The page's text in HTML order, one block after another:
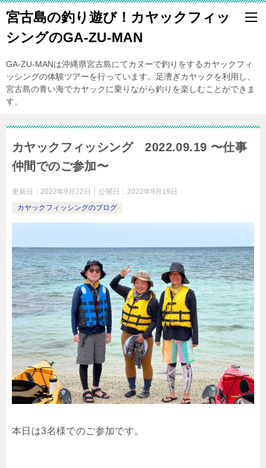
宮古島の釣り遊び！カヤックフィッ
シングのGA-ZU-MAN
GA-ZU-MANは沖縄県宮古島にてカヌーで釣りをするカヤックフィ
ッシングの体験ツアーを行っています。足漕ぎカヤックを利用し、
宮古島の青い海でカヤックに乗りながら釣りを楽しむことができま
す。
カヤックフィッシング 2022.09.19 〜仕事
仲間でのご参加〜
更新日： 2022年9月22日 公開日： 2022年9月19日
カヤックフィッシングのブログ
本日は3名様でのご参加です。